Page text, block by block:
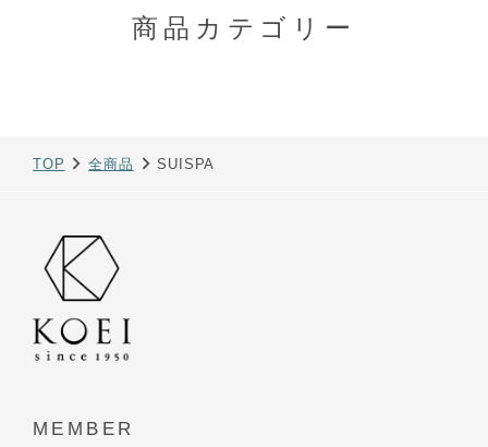
商品カテゴリー
TOP 全商品 SUISPA
MEMBER